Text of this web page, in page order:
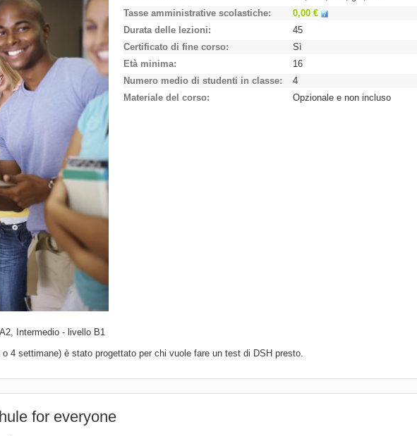
Tasse amministrative scolastiche
0,00 €
Durata delle lezioni
45
Certificato di fine corso
Sì
Età minima
16
Numero medio di studenti in classe
4
Materiale del corso
Opzionale e non incluso
Intermedio - livello B1
4 settimane) è stato progettato per chi vuole fare un test di DSH presto.
for everyone